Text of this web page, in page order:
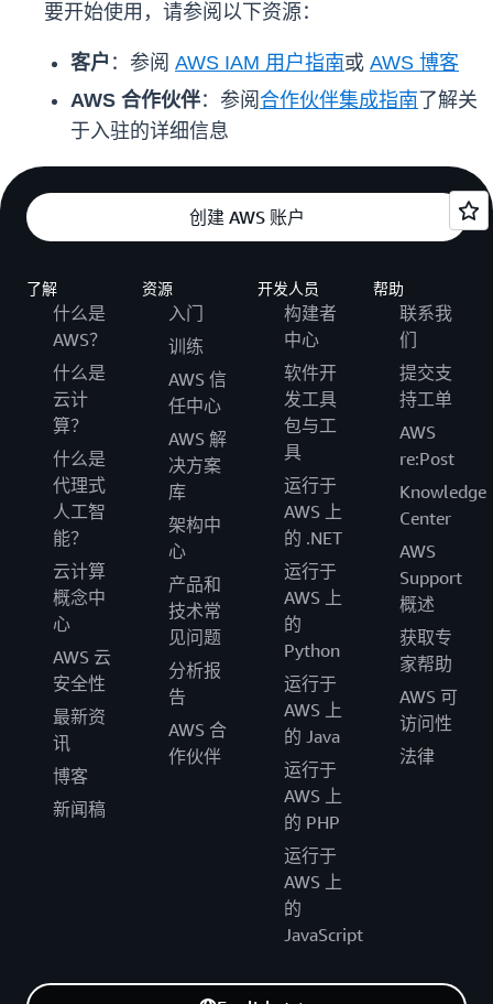
要开始使用，请参阅以下资源：
客户 ：参阅 AWS IAM 用户指南或 AWS 博客
AWS 合作伙伴：参阅 合作伙伴集成指南 了解关
于入驻的详细信息
创建 AWS 账户
了解
什么是
AWS？
什么是
云计
算？
什么是
代理式
人工智
能？
云计算
概念中
心
AWS 云
安全性
最新资
讯
博客
新闻稿
资源
入门
训练
AWS 信
任中心
AWS 解
决方案
库
架构中
心
产品和
技术常
见问题
分析报
告
AWS 合
作伙伴
开发人员
构建者
中心
软件开
发工具
包与工
具
运行于
AWS 上
的 .NET
运行于
AWS 上
的
Python
运行于
AWS 上
的 Java
运行于
AWS 上
的 PHP
运行于
AWS 上
的
JavaScript
帮助
联系我
们
提交支
持工单
AWS
re:Post
Knowledge
Center
AWS
Support
概述
获取专
家帮助
AWS 可
访问性
法律